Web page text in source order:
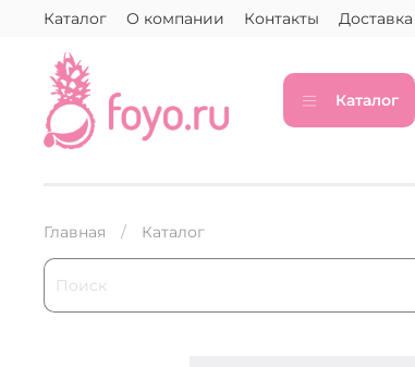
Каталог О компании Контакты Доставка
Каталог
Главная Каталог